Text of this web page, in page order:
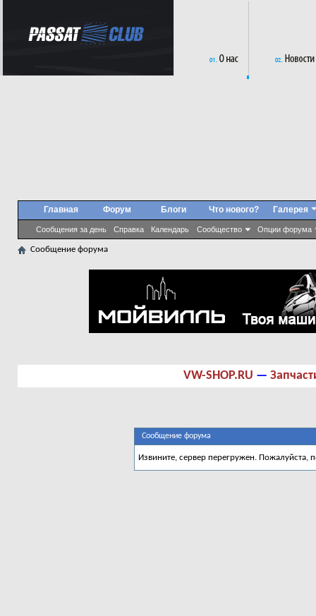
Главная Форум
Сообщения за день Справка Календарь Сообщество Опции форума
Блоги Что нового? Галерея
Сообщение форума
VW-SHOP.RU —
Сообщение форума
Извините, сервер перегружен. Пожалуйста,